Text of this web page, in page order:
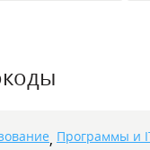
, Программы и